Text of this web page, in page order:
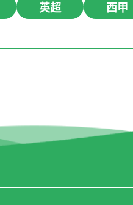
英超 西甲